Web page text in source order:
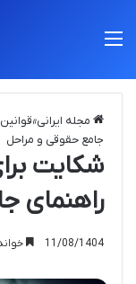
مجله ایرانی»
جامع حقوقی و مراحل
شکایت
راهنمای
11/08/1404 خواندن